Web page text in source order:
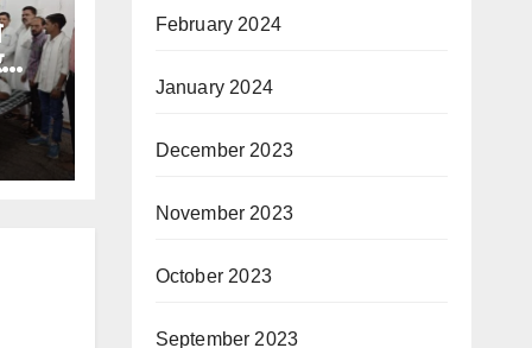
February 2024
January 2024
December 2023
November 2023
October 2023
September 2023